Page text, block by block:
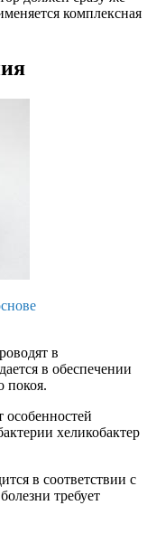
комплексная
в
в обеспечении
покоя.
особенностей
хеликобактер
в соответствии с
требует